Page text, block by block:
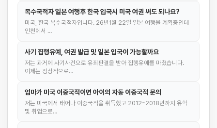
복수국적자 일본 여행후 한국 입국시 미국 여권 써도 되나요?
미국, 한국 복수국적자입니다. 26년1월 22일 일본 여행을 계획중인데
인천에서 …
사기 집행유예, 여권 발급 및 일본 입국이 가능할까요
저는 과거에 사기사건으로 유죄판결을 받아 집행유예를 마쳤습니다.
이제는 정상적으로…
엄마가 미국 이중국적이면 아이의 자동 이중국적 문의
저는 미국에서 태어나 이중국적을 취득했고 2012~2018년까지 유학
및 취업으로…